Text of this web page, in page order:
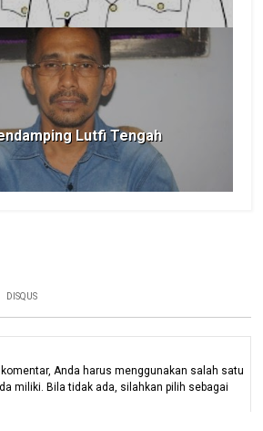
Lutfi Tengah
DISQUS
Anda harus menggunakan salah satu
miliki. Bila tidak ada, silahkan pilih sebagai